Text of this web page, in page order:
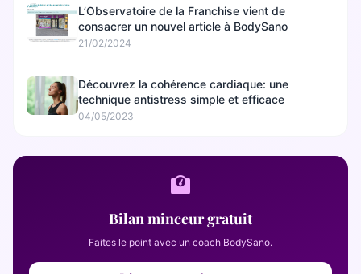
L’Observatoire de la Franchise vient de
consacrer un nouvel article à BodySano
21/02/2024
Découvrez la cohérence cardiaque: une
technique antistress simple et efficace
04/05/2023
Bilan minceur gratuit
Faites le point avec un coach BodySano.